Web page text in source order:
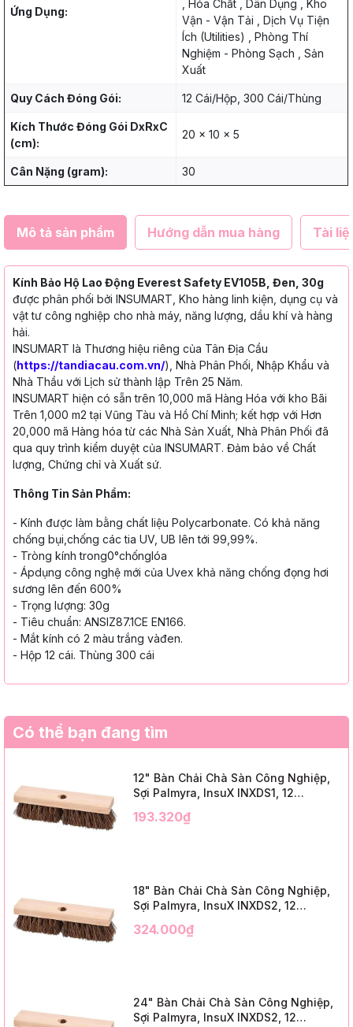
Ứng Dụng:
, Hóa Chất , Dân Dụng , Kho
Vận - Vận Tải , Dịch Vụ Tiện
Ích (Utilities) , Phòng Thí
Nghiệm - Phòng Sạch , Sản
Xuất
Quy Cách Đóng Gói: 12 Cái/Hộp, 300 Cái/Thùng
Kích Thước Đóng Gói DxRxC
(cm):
20 x 10 x 5
Cân Nặng (gram): 30
Mô tả sản phẩm Hướng dẫn mua hàng Tài
Kính Bảo Hộ Lao Động Everest Safety EV105B, Đen, 30g
được phân phối bởi INSUMART, Kho hàng linh kiện, dụng cụ và
vật tư công nghiệp cho nhà máy, năng lượng, dầu khí và hàng
hải.
INSUMART là Thương hiệu riêng của Tân Địa Cầu
(https://tandiacau.com.vn/), Nhà Phân Phối, Nhập Khẩu và
Nhà Thầu với Lịch sử thành lập Trên 25 Năm.
INSUMART hiện có sẵn trên 10,000 mã Hàng Hóa với kho Bãi
Trên 1,000 m2 tại Vũng Tàu và Hồ Chí Minh; kết hợp với Hơn
20,000 mã Hàng hóa từ các Nhà Sản Xuất, Nhà Phân Phối đã
qua quy trình kiểm duyệt của INSUMART. Đảm bảo về Chất
lượng, Chứng chỉ và Xuất sứ.
Thông Tin Sản Phẩm:
- Kính được làm bằng chất liệu Polycarbonate. Có khả năng
chống bụi,chống các tia UV, UB lên tới 99,99%.
- Tròng kính trong0°chốnglóa
- Ápdụng công nghệ mới của Uvex khả năng chống đọng hơi
sương lên đến 600%
- Trọng lượng: 30g
- Tiêu chuẩn: ANSIZ87.1CE EN166.
- Mắt kính có 2 màu trắng vàđen.
- Hộp 12 cái. Thùng 300 cái
Có thể bạn đang tìm
12" Bàn Chải Chà Sàn Công Nghiệp,
Sợi Palmyra, InsuX INXDS1, 12
Trim)
193.320₫
18" Bàn Chải Chà Sàn Công Nghiệp,
Sợi Palmyra, InsuX INXDS2, 12
Trim)
324.000₫
24" Bàn Chải Chà Sàn Công Nghiệp,
Sợi Palmyra, InsuX INXDS2, 12